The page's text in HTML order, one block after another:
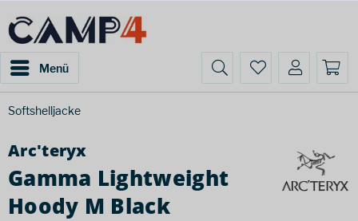
Menü
Softshelljacke
Arc'teryx
Gamma Lightweight
Hoody M Black